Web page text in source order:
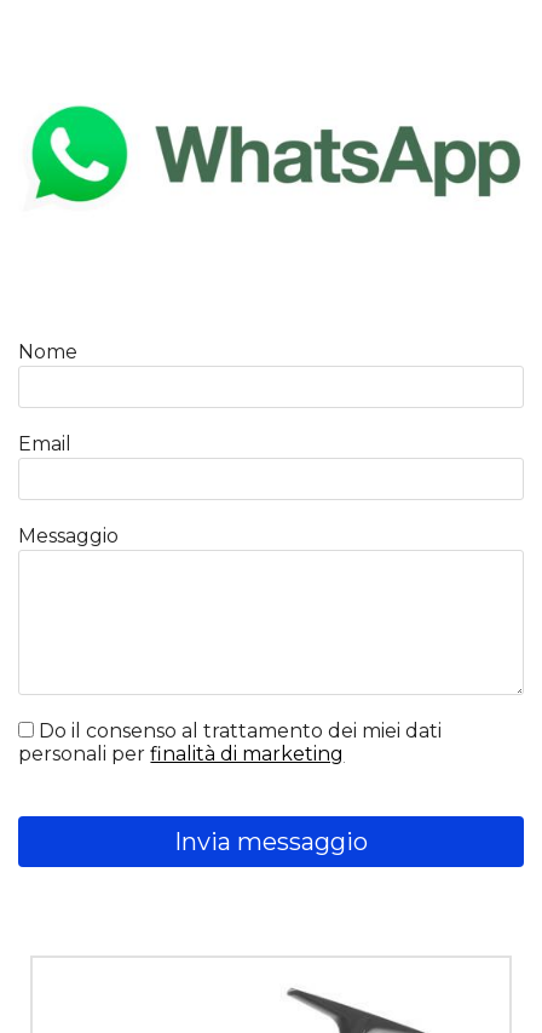
Nome
Email
Messaggio
Do il consenso al trattamento dei miei dati
personali perfinalità di marketing
Invia messaggio